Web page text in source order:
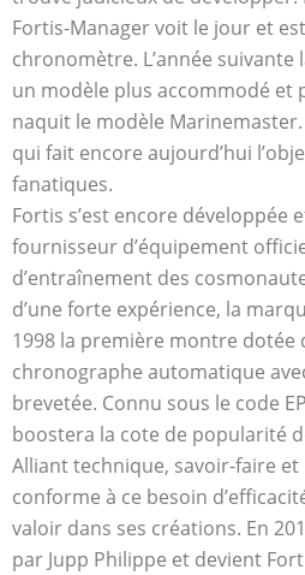
Fortis-Manager voit le jour et
chronomètre. L’année
un modèle plus accommodé et
naquit le modèle
qui fait encore aujourd’hui
fanatiques.
Fortis s’est encore développée
fournisseur d’équipement
d’entraînement des
d’une forte expérience, la
1998 la première montre dotée
chronographe automatique
brevetée. Connu sous le code
boostera la cote de popularité
Alliant technique, savoir-faire et
conforme à ce besoin
valoir dans ses créations. En
par Jupp Philippe et devient